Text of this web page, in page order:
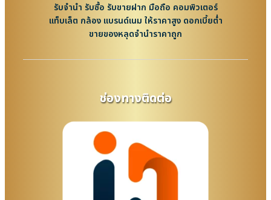
รับจำนำ รับซื้อ รับขายฝาก มือถือ คอมพิวเตอร์
แท็บเล็ต กล้อง แบรนด์เนม ให้ราคาสูง ดอกเบี้ยต่ำ
ขายของหลุดจำนำราคาถูก
ช่องทางติดต่อ